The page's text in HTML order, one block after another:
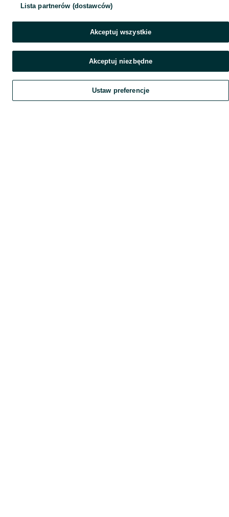
Home Favorite List it Chat My OLX
Home Favorite List it Chat My OLX
Home Favorite List it Chat My OLX
Home Favorite List it Chat My OLX
Home Favorite List it Chat My OLX
Home Favorite List it Chat My OLX
Home Favorite List it Chat My OLX
Home Favorite List it Chat My OLX
Szukaj Obserwujesz Dodaj Czat Konto
Lista partnerów (dostawców)
Akceptuj wszystkie
Akceptuj niezbędne
Ustaw preferencje